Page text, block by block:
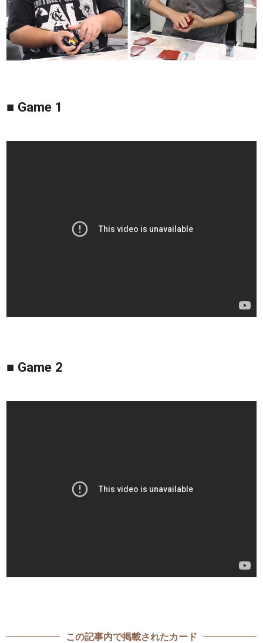
■ Game 1
■ Game 2
この記事内で掲載されたカード